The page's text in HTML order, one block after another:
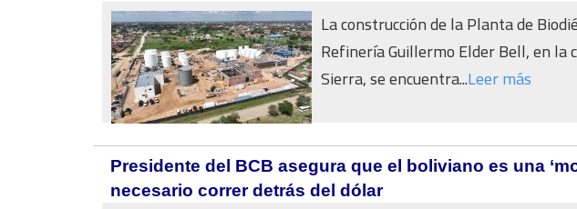
La construcción de la Planta de
Refinería Guillermo Elder Bell, en la
Sierra, se encuentra...Leer más
Presidente del BCB asegura que el boliviano es una
necesario correr detrás del dólar